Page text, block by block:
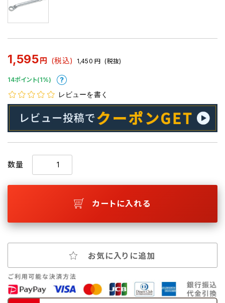
1,595 円 (税込) 1,450 円 (税抜)
14ポイント(1%)
レビューを書く
数量
カートに入れる
お気に入りに追加